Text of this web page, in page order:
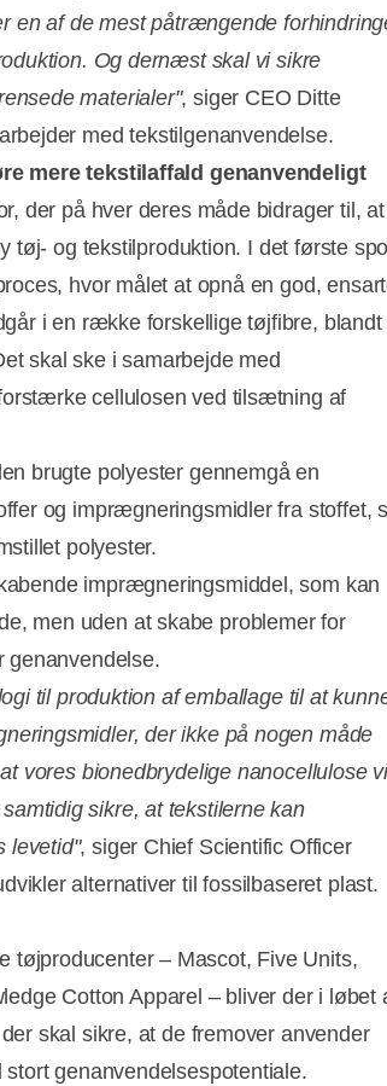
en af de mest påtrængende
Og dernæst skal vi sikre
materialer", siger CEO Ditte
med tekstilgenanvendelse.
mere tekstilaffald genanvendeligt
der på hver deres måde bidrager til, at
tøj- og tekstilproduktion. I det første
hvor målet at opnå en god,
i en række forskellige tøjfibre, blandt
skal ske i samarbejde med
cellulosen ved tilsætning af
brugte polyester gennemgå en
og imprægneringsmidler fra stoffet,
polyester.
imprægneringsmiddel, som kan
men uden at skabe problemer for
genanvendelse.
til produktion af emballage til at
der ikke på nogen måde
vores bionedbrydelige nanocellulose
sikre, at tekstilerne kan
levetid", siger Chief Scientific Officer
alternativer til fossilbaseret plast.
tøjproducenter – Mascot, Five Units,
Cotton Apparel – bliver der i løbet
skal sikre, at de fremover anvender
genanvendelsespotentiale.